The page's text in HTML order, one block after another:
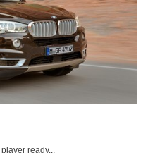
player ready...